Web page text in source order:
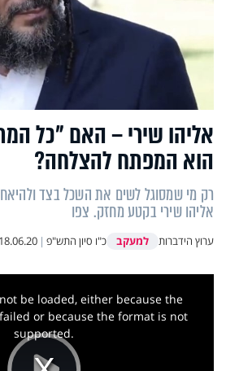
אליהו שירי – האם "כל
הוא המפתח להצלחה?
רק מי שמסוגל לשים את השכל בצד
אליהו שירי בקטע מחזק. צפו
ערוץ הידברות למעקב כ"ו סיון התש"פ |
18.06.20
be loaded, either because the
or because the format is not
supported.